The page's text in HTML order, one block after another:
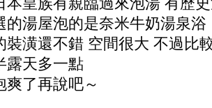
的湯屋泡的是奈米牛奶湯泉浴
裝潢還不錯 空間很大 不過比
露天多一點
爽了再說吧～